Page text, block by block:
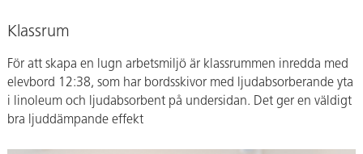
Klassrum
För att skapa en lugn arbetsmiljö är klassrummen inredda med
elevbord 12:38, som har bordsskivor med ljudabsorberande yta
i linoleum och ljudabsorbent på undersidan. Det ger en väldigt
bra ljuddämpande effekt